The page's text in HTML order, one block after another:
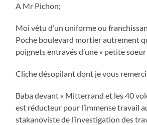
A Mr Pichon;
Moi vêtu d’un uniforme ou
Poche boulevard mortier autrement
poignets entravés d’une « petite soeur
Cliche désopilant dont je vous
Baba devant « Mitterrand et les 40
est réducteur pour l’immense travail
stakanoviste de l’investigation des